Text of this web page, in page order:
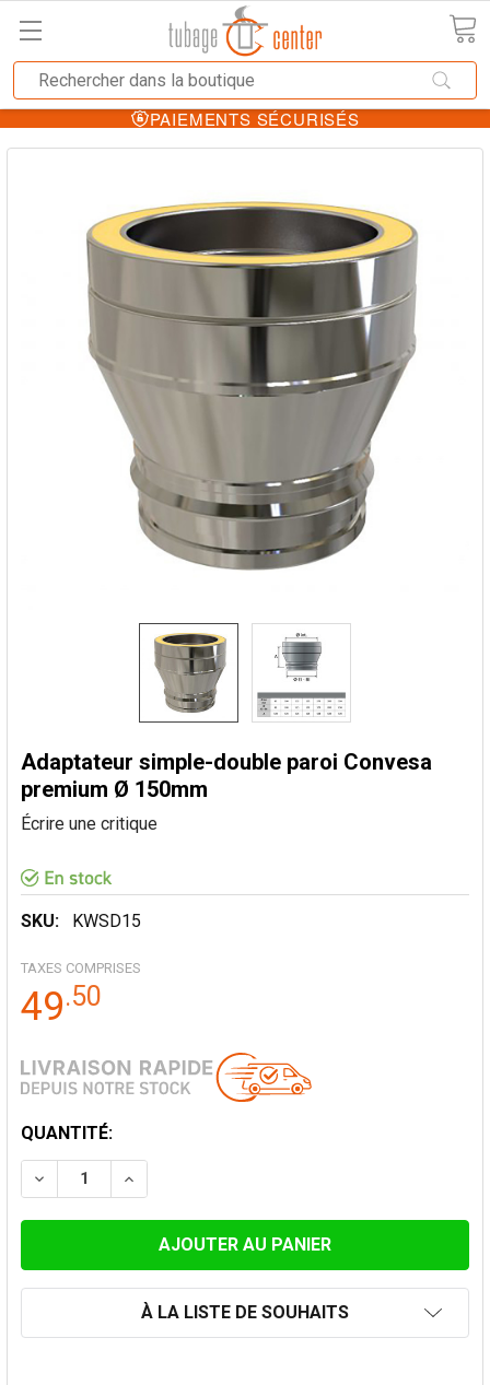
PAIEMENTS SÉCURISÉS
Adaptateur simple-double paroi Convesa
premium Ø 150mm
Écrire une critique
SKU: KWSD15
TAXES COMPRISES
49.50
STOCK
ACTUEL:
QUANTITÉ:
DIMINUER LA QUANTITÉ DE ADAPTATEUR SIMPLE-
AUGMENTER LA QUANTITÉ DE
À LA LISTE DE SOUHAITS